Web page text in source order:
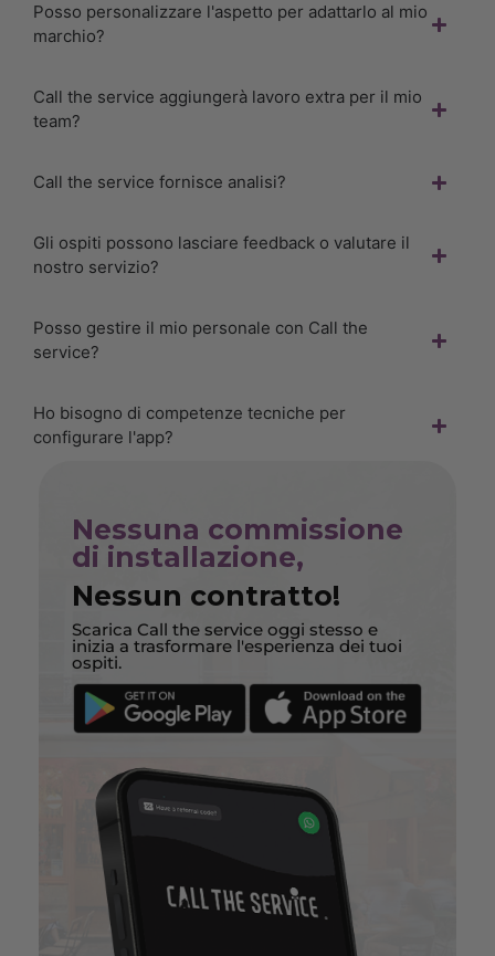
Posso personalizzare l'aspetto per adattarlo al mio
marchio?
Call the service aggiungerà lavoro extra per il mio
team?
Call the service fornisce analisi?
Gli ospiti possono lasciare feedback o valutare il
nostro servizio?
Posso gestire il mio personale con Call the
service?
Ho bisogno di competenze tecniche per
configurare l'app?
Nessuna commissione
di installazione,
Nessun contratto!
Scarica Call the service oggi stesso e
inizia a trasformare l'esperienza dei tuoi
ospiti.